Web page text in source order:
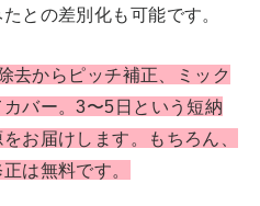
との差別化も可能です。
去からピッチ補正、ミック
バー。3〜5日という短納
お届けします。もちろん、
は無料です。